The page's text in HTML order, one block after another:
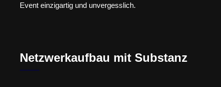
Event einzigartig und unvergesslich.
Netzwerkaufbau mit Substanz